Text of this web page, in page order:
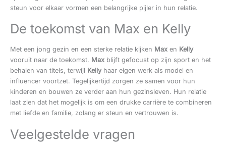
steun voor elkaar vormen een belangrijke pijler in hun relatie.
De toekomst van Max en Kelly
Met een jong gezin en een sterke relatie kijken Max en Kelly
vooruit naar de toekomst. Max blijft gefocust op zijn sport en het
behalen van titels, terwijl Kellyhaar eigen werk als model en
influencer voortzet. Tegelijkertijd zorgen ze samen voor hun
kinderen en bouwen ze verder aan hun gezinsleven. Hun relatie
laat zien dat het mogelijk is om een drukke carrière te combineren
met liefde en familie, zolang er steun en vertrouwen is.
Veelgestelde vragen